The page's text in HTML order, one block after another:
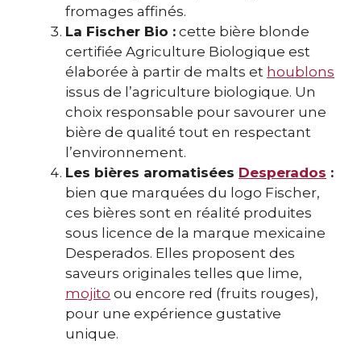
fromages affinés.
La Fischer Bio : cette bière blonde
certifiée Agriculture Biologique est
élaborée à partir de malts et houblons
issus de l’agriculture biologique. Un
choix responsable pour savourer une
bière de qualité tout en respectant
l’environnement.
Les bières aromatisées Desperados :
bien que marquées du logo Fischer,
ces bières sont en réalité produites
sous licence de la marque mexicaine
Desperados. Elles proposent des
saveurs originales telles que lime,
mojito ou encore red (fruits rouges),
pour une expérience gustative
unique.